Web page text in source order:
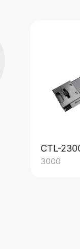
CTL-
3000